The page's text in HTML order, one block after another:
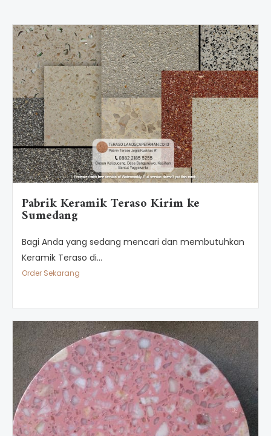
Pabrik Keramik Teraso Kirim ke
Sumedang
Bagi Anda yang sedang mencari dan membutuhkan
Keramik Teraso di...
Order Sekarang